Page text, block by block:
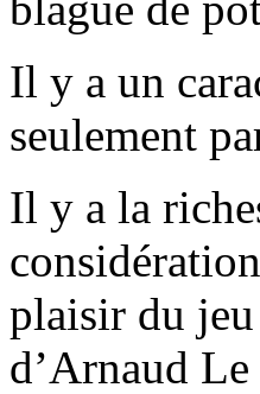
Il y a un
seulement
Il y a la
plaisir du
d’Arnaud